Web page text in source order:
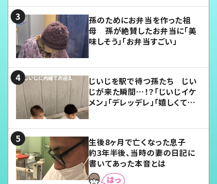
孫のためにお弁当を作った祖
母 孫が絶賛したお弁当に「美
味しそう」「お弁当すごい」
じいじを駅で待つ孫たち じい
じが来た瞬間…！？「じいじイケ
メン」「デレッデレ」「嬉しくて可
生後8ヶ月で亡くなった息子
約3年半後、当時の妻の日記に
書いてあった本音とは